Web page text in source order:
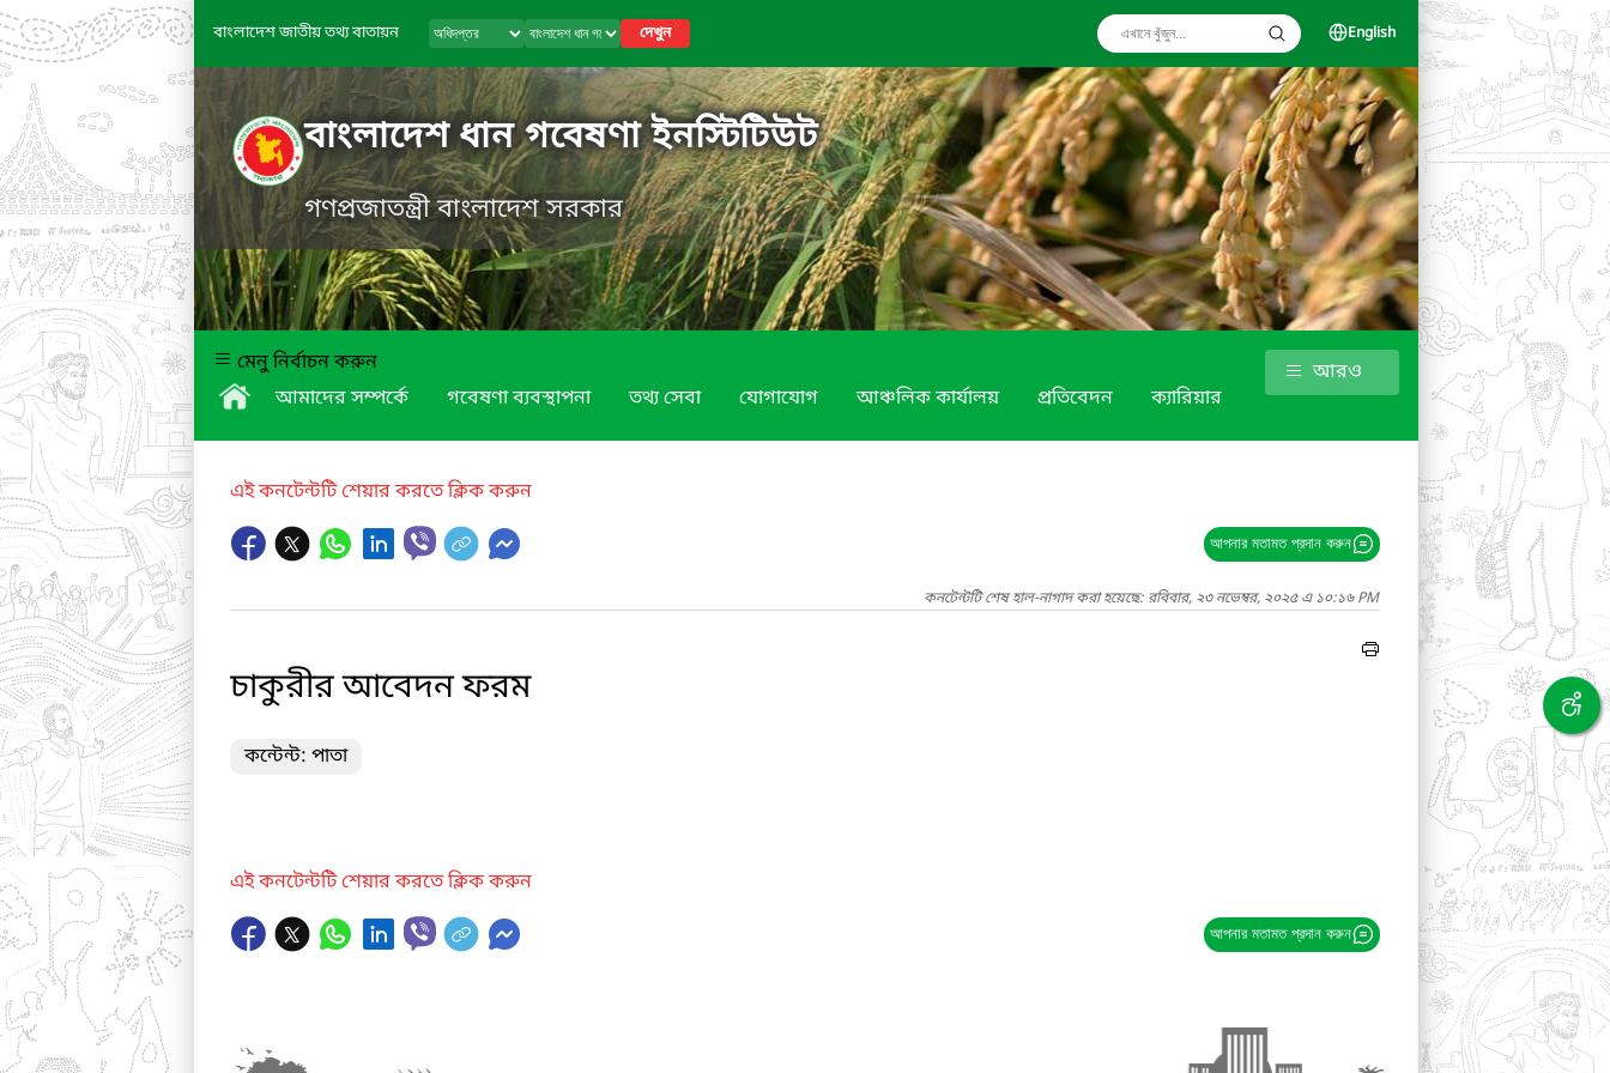
বাংলাদেশ জাতীয় তথ্য বাতায়ন দেখুন English
বাংলাদেশ ধান গবেষণা ইনস্টিটিউট
গণপ্রজাতন্ত্রী বাংলাদেশ সরকার
মেনু নির্বাচন করুন
আমাদের সম্পর্কে
গবেষণা ব্যবস্থাপনা তথ্য সেবা যোগাযোগ আঞ্চলিক কার্যালয় প্রতিবেদন ক্যারিয়ার
আরও
এই কনটেন্টটি শেয়ার করতে ক্লিক করুন
আপনার মতামত প্রদান করুন
কনটেন্টটি শেষ হাল-নাগাদ করা হয়েছে: রবিবার, ২৩ নভেম্বর, ২০২৫ এ ১০:১৬ PM
চাকুরীর আবেদন ফরম
কন্টেন্ট: পাতা
এই কনটেন্টটি শেয়ার করতে ক্লিক করুন
আপনার মতামত প্রদান করুন